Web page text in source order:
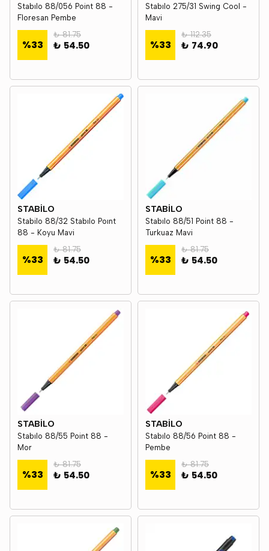
Stabılo 88/056 Point 88 -
Floresan Pembe
%33
₺ 81.75
₺ 54.50
Stabılo 275/31 Swing Cool -
Mavi
%33
₺ 112.35
₺ 74.90
STABİLO
Stabilo 88/32 Stabılo Poınt
88 - Koyu Mavi
%33
₺ 81.75
₺ 54.50
STABİLO
Stabılo 88/51 Point 88 -
Turkuaz Mavi
%33
₺ 81.75
₺ 54.50
STABİLO
Stabılo 88/55 Point 88 -
Mor
%33
₺ 81.75
₺ 54.50
STABİLO
Stabılo 88/56 Point 88 -
Pembe
%33
₺ 81.75
₺ 54.50